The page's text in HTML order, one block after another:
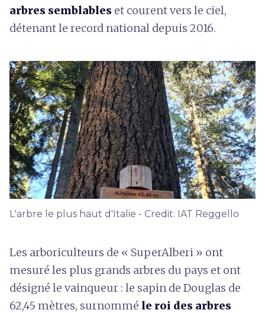
arbres semblables et courent vers le ciel,
détenant le record national depuis 2016.
L'arbre le plus haut d'Italie - Credit: IAT Reggello
Les arboriculteurs de « SuperAlberi » ont
mesuré les plus grands arbres du pays et ont
désigné le vainqueur : le sapin de Douglas de
62,45 mètres, surnommé le roi des arbres